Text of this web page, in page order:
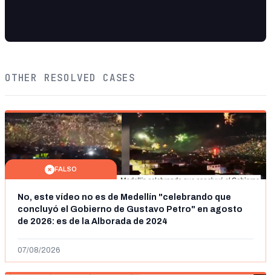
OTHER RESOLVED CASES
FALSO
No, este vídeo no es de Medellín "celebrando que
concluyó el Gobierno de Gustavo Petro" en agosto
de 2026: es de la Alborada de 2024
07/08/2026